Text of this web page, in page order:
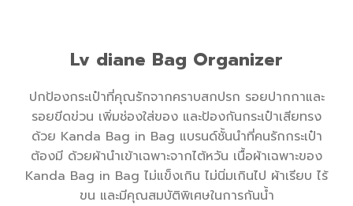
Lv diane Bag Organizer
ปกป้องกระเป๋าที่คุณรักจากคราบสกปรก รอยปากกาและ
รอยขีดข่วน เพิ่มช่องใส่ของ และป้องกันกระเป๋าเสียทรง
ด้วย Kanda Bag in Bag แบรนด์ชั้นนำที่คนรักกระเป๋า
ต้องมี ด้วยผ้านำเข้าเฉพาะจากไต้หวัน เนื้อผ้าเฉพาะของ
Kanda Bag in Bag ไม่แข็งเกิน ไม่นิ่มเกินไป ผ้าเรียบ ไร้
ขน และมีคุณสมบัติพิเศษในการกันน้ำ